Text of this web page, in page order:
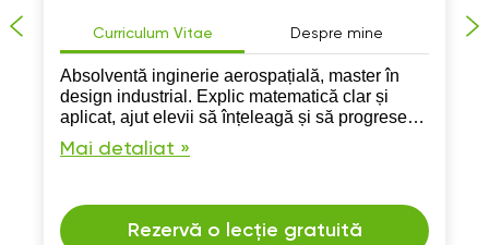
Curriculum Vitae Despre mine
Absolventă inginerie aerospațială, master în
design industrial. Explic matematică clar și
aplicat, ajut elevii să înțeleagă și să progreseze
rapid.
Mai detaliat »
Rezervă o lecție gratuită